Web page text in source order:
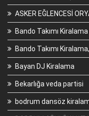
ASKER EĞLENCESİ
Bando Takımı
Bando Takımı Kiralama,
Bayan DJ Kiralama
Bekarlığa veda partisi
bodrum dansöz